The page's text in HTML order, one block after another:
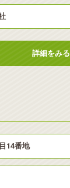
詳細をみる
14番地